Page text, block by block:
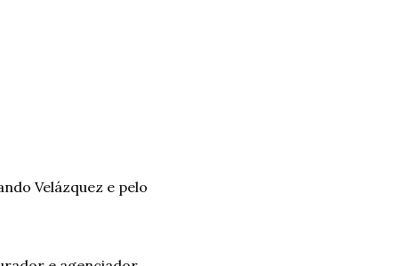
Velázquez e pelo